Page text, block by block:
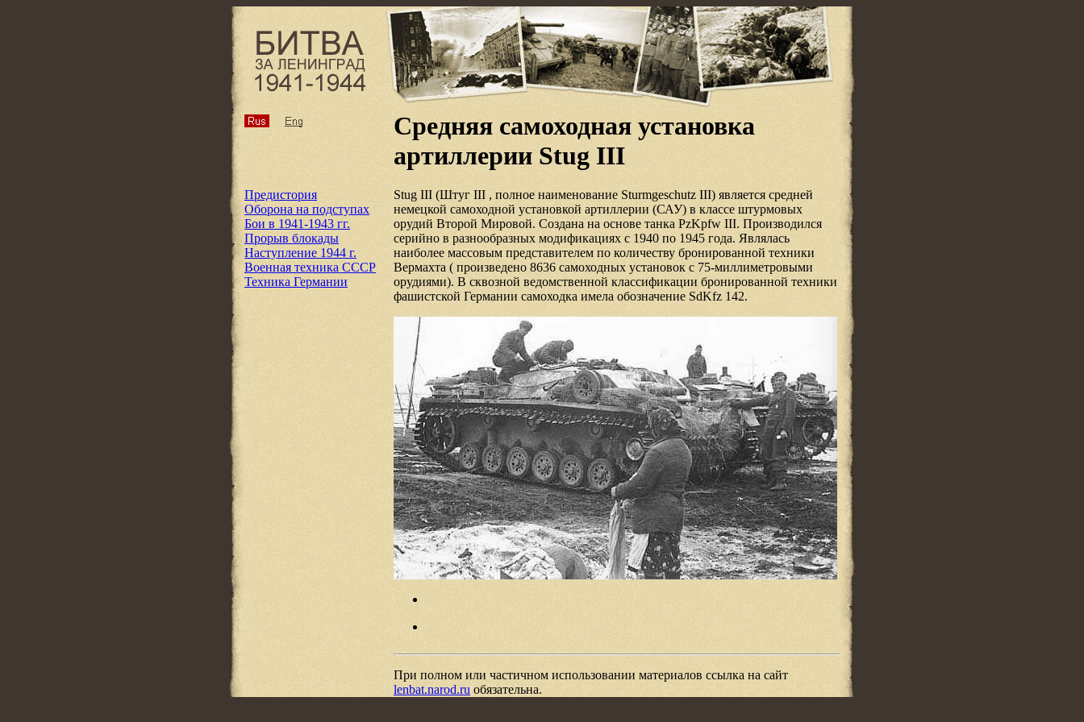
Средняя самоходная установка
артиллерии Stug III
Предистория
Оборона на подступах
Бои в 1941-1943 гг.
Прорыв блокады
Наступление 1944 г.
Военная техника СССР
Техника Германии
Stug III (Штуг III , полное наименование Sturmgeschutz III) является средней
немецкой самоходной установкой артиллерии (САУ) в классе штурмовых
орудий Второй Мировой. Создана на основе танка PzKpfw III. Производился
серийно в разнообразных модификациях с 1940 по 1945 года. Являлась
наиболее массовым представителем по количеству бронированной техники
Вермахта ( произведено 8636 самоходных установок с 75-миллиметровыми
орудиями). В сквозной ведомственной классификации бронированной техники
фашистской Германии самоходка имела обозначение SdKfz 142.
При полном или частичном использовании материалов ссылка на сайт
lenbat.narod.ru обязательна.